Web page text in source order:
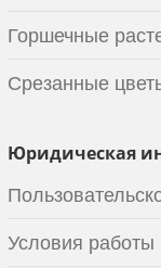
Горшечные
Срезанные
Юридическая
Условия работы